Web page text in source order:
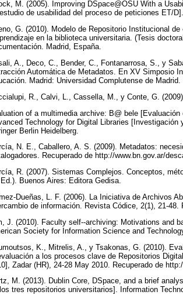
M. (2005). Improving DSpace@OSU With a
de usabilidad del proceso de peticiones ET/
G. (2010). Modelo de Repositorio Institucional
en la biblioteca universitaria. (Tesis
Madrid, España.
A., Deco, C., Bender, C., Fontanarrosa, S., y
Automática de Metadatos. En XV Simposio
Madrid: Universidad Complutense de Madrid.
R., Calvi, L., Cassella, M., y Conte, G.
of a multimedia archive: B@ bele
Technology for Digital Libraries
Berlin Heidelberg.
N. E., Caballero, A. S. (2009). Metadatos:
Recuperado de http://www.bn.gov.ar/
R. (2007). Sistemas Complejos. Conceptos,
Ed.). Buenos Aires: Editora Gedisa.
Dueñas, L. F. (2006). La Iniciativa de Archivos
de información. Revista Códice, 2(1), 21-
J. (2010). Faculty self-­‐archiving: Motivations and
Society for Information Science and
K., Mitrelis, A., y Tsakonas, G. (2010).
a los procesos clave de Repositorios
Zadar (HR), 24-28 May 2010. Recuperado de
M. (2013). Dublin Core, DSpace, and a brief
tres repositorios universitarios]. Information